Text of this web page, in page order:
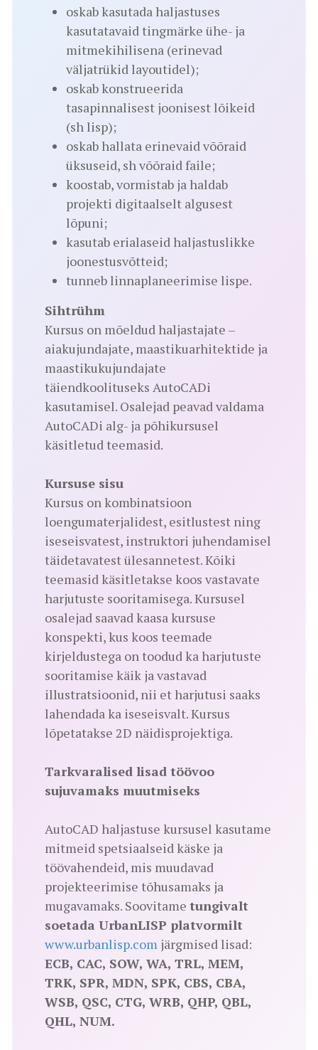
oskab kasutada haljastuses
kasutatavaid tingmärke ühe- ja
mitmekihilisena (erinevad
väljatrükid layoutidel);
oskab konstrueerida
tasapinnalisest joonisest lõikeid
(sh lisp);
oskab hallata erinevaid võõraid
üksuseid, sh võõraid faile;
koostab, vormistab ja haldab
projekti digitaalselt algusest
lõpuni;
kasutab erialaseid haljastuslikke
joonestusvõtteid;
tunneb linnaplaneerimise lispe.
Sihtrühm
Kursus on mõeldud haljastajate –
aiakujundajate, maastikuarhitektide ja
maastikukujundajate
täiendkoolituseks AutoCADi
kasutamisel. Osalejad peavad valdama
AutoCADi alg- ja põhikursusel
käsitletud teemasid.
Kursuse sisu
Kursus on kombinatsioon
loengumaterjalidest, esitlustest ning
iseseisvatest, instruktori juhendamisel
täidetavatest ülesannetest. Kõiki
teemasid käsitletakse koos vastavate
harjutuste sooritamisega. Kursusel
osalejad saavad kaasa kursuse
konspekti, kus koos teemade
kirjeldustega on toodud ka harjutuste
sooritamise käik ja vastavad
illustratsioonid, nii et harjutusi saaks
lahendada ka iseseisvalt. Kursus
lõpetatakse 2D näidisprojektiga.
Tarkvaralised lisad töövoo
sujuvamaks muutmiseks
AutoCAD haljastuse kursusel kasutame
mitmeid spetsiaalseid käske ja
töövahendeid, mis muudavad
projekteerimise tõhusamaks ja
mugavamaks. Soovitame tungivalt
soetada UrbanLISP platvormilt
www.urbanlisp.com järgmised lisad:
ECB, CAC, SOW, WA, TRL, MEM,
TRK, SPR, MDN, SPK, CBS, CBA,
WSB, QSC, CTG, WRB, QHP, QBL,
QHL, NUM.